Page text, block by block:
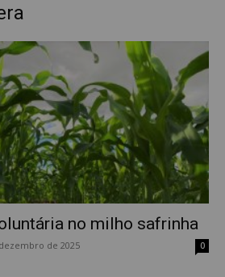
no milho safrinha
de 2025 0